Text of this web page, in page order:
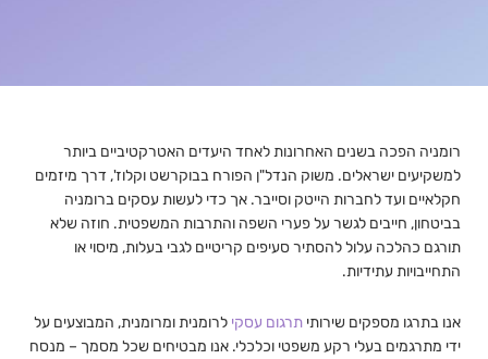
רומניה הפכה בשנים האחרונות לאחד היעדים האטרקטיביים ביותר
למשקיעים ישראלים. משוק הנדל"ן הפורח בבוקרשט וקלוז', דרך מיזמים
חקלאיים ועד לחברות הייטק וסייבר. אך כדי לעשות עסקים ברומניה
בביטחון, חייבים לגשר על פערי השפה והתרבות המשפטית. חוזה שלא
תורגם כהלכה עלול להסתיר סעיפים קריטיים לגבי בעלות, מיסוי או
התחייבויות עתידיות.
אנו בתרגו מספקים שירותי תרגום עסקי לרומנית ומרומנית, המבוצעים על
ידי מתרגמים בעלי רקע משפטי וכלכלי. אנו מבטיחים שכל מסמך – מנסח